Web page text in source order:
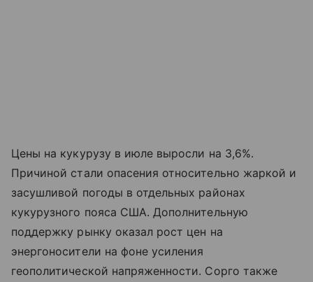
Цены на кукурузу в июле выросли на 3,6%.
Причиной стали опасения относительно жаркой и
засушливой погоды в отдельных районах
кукурузного пояса США. Дополнительную
поддержку рынку оказал рост цен на
энергоносители на фоне усиления
геополитической напряженности. Сорго также